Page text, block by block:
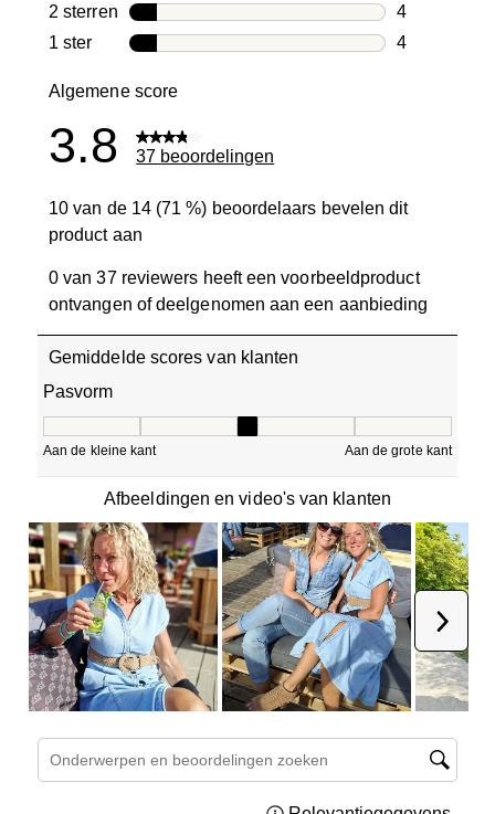
6
2 sterren sterren
4
4
1 ster sterren
4
Algemene score
3.8 37 beoordelingen
10 van de 14 (71 %) beoordelaars bevelen dit
product aan
0 van 37 reviewers heeft een voorbeeldproduct
ontvangen of deelgenomen aan een aanbieding
Gemiddelde scores van klanten
Pasvorm
Aan de kleine kant Aan de grote kant
Afbeeldingen en video's van klanten
Onderwerpen en beoordelingen zoeken per regio